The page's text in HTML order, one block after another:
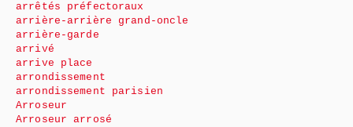
arrêtés préfectoraux
arrière-arrière grand-oncle
arrière-garde
arrivé
arrive place
arrondissement
arrondissement parisien
Arroseur
Arroseur arrosé